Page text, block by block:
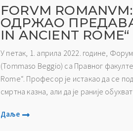
FORVM
ОДРЖАО
IN ANCIENT ROME“
У петак, 1. априла 2022. године,
(Tommaso Beggio) са Правног
Rome“. Професор је истакао да се
смртна казна, али да је раније
Даље